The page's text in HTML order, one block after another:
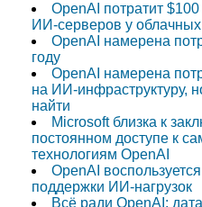
OpenAI потратит
ИИ-серверов у
OpenAI намерена
году
OpenAI намерена
на ИИ-инфраструктуру,
найти
Microsoft близка к
постоянном доступе к
технологиям OpenAI
OpenAI
поддержки ИИ-нагрузок
Всё ради OpenAI: